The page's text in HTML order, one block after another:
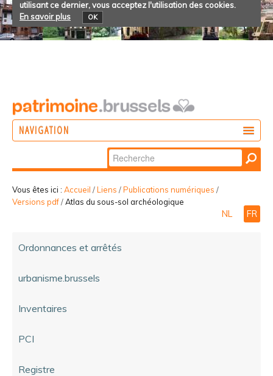
utilisant ce dernier, vous acceptez l'utilisation des cookies.
En savoir plus
OK
NAVIGATION
PARTICIPER
Chercher par
Recherche
avancée…
Vous êtes ici : Accueil /Liens /Publications numériques /
Versions pdf/Atlas du sous-sol archéologique
NL FR
Ordonnances et arrêtés
urbanisme.brussels
Inventaires
PCI
Registre